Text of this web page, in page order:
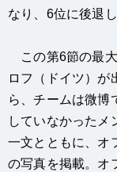
なり、6位に後退し
この第6節の最
ロフ（ドイツ）が
ら、チームは微博
していなかったメ
一文とともに、オ
の写真を掲載。オ